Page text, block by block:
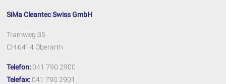
SiMa Cleantec Swiss GmbH
Tramweg 35
CH 6414 Oberarth
Telefon: 041 790 2900
Telefax: 041 790 2901